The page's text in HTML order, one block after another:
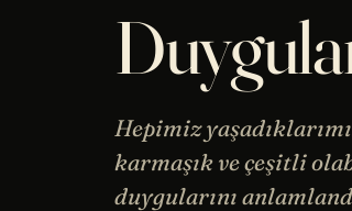
Hepimiz
karmaşık ve çeşitli
duygularını